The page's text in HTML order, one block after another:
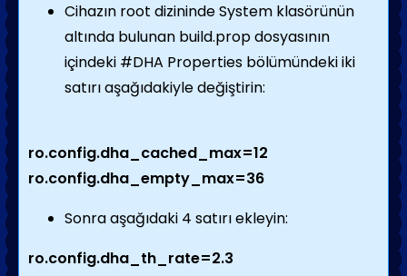
Cihazın root dizininde System klasörünün
altında bulunan build.prop dosyasının
içindeki #DHA Properties bölümündeki iki
satırı aşağıdakiyle değiştirin:
ro.config.dha_cached_max=12
ro.config.dha_empty_max=36
Sonra aşağıdaki 4 satırı ekleyin:
ro.config.dha_th_rate=2.3